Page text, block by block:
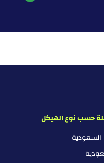
حسب نوع الهيكل
السعودية